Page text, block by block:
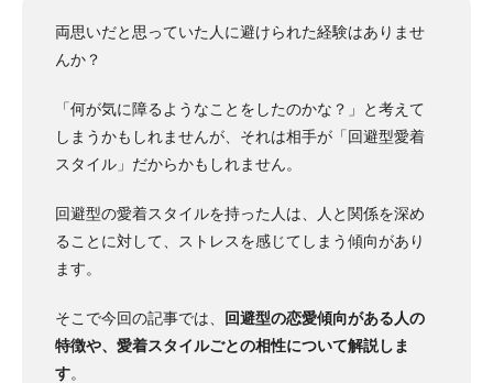
両思いだと思っていた人に避けられた経験はありませ
んか？
「何が気に障るようなことをしたのかな？」と考えて
しまうかもしれませんが、それは相手が「回避型愛着
スタイル」だからかもしれません。
回避型の愛着スタイルを持った人は、人と関係を深め
ることに対して、ストレスを感じてしまう傾向があり
ます。
そこで今回の記事では、
回避型の恋愛傾向がある人の
特徴や、愛着スタイルごとの相性について解説しま
す。